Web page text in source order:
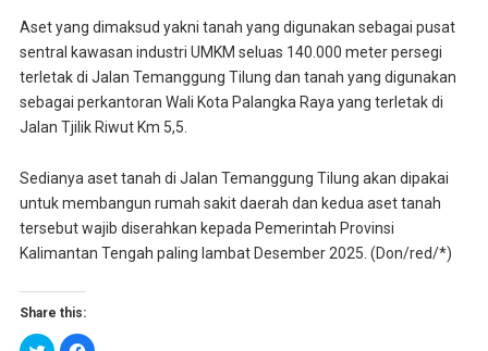
Aset yang dimaksud yakni tanah yang digunakan sebagai pusat
sentral kawasan industri UMKM seluas 140.000 meter persegi
terletak di Jalan Temanggung Tilung dan tanah yang digunakan
sebagai perkantoran Wali Kota Palangka Raya yang terletak di
Jalan Tjilik Riwut Km 5,5.
Sedianya aset tanah di Jalan Temanggung Tilung akan dipakai
untuk membangun rumah sakit daerah dan kedua aset tanah
tersebut wajib diserahkan kepada Pemerintah Provinsi
Kalimantan Tengah paling lambat Desember 2025. (Don/red/*)
Share this: